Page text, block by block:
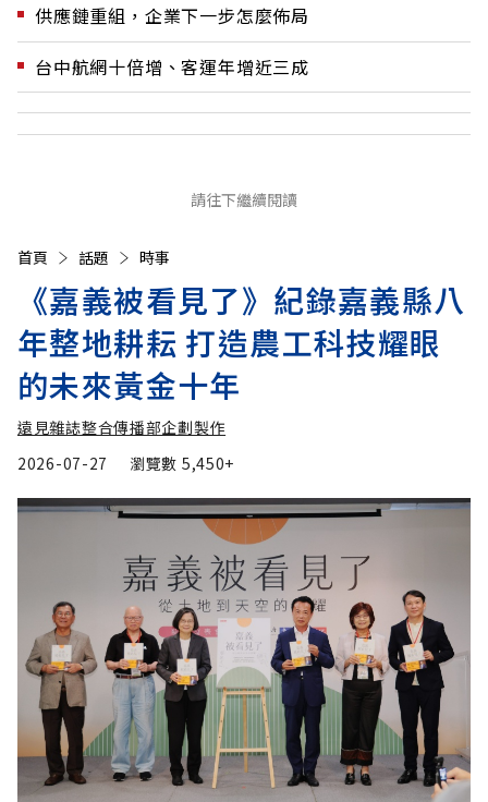
供應鏈重組，企業下一步怎麼佈局
台中航網十倍增、客運年增近三成
請往下繼續閱讀
首頁 話題 時事
《嘉義被看見了》紀錄嘉義縣八
年整地耕耘 打造農工科技耀眼
的未來黃金十年
遠見雜誌整合傳播部企劃製作
2026-07-27
瀏覽數 5,450+